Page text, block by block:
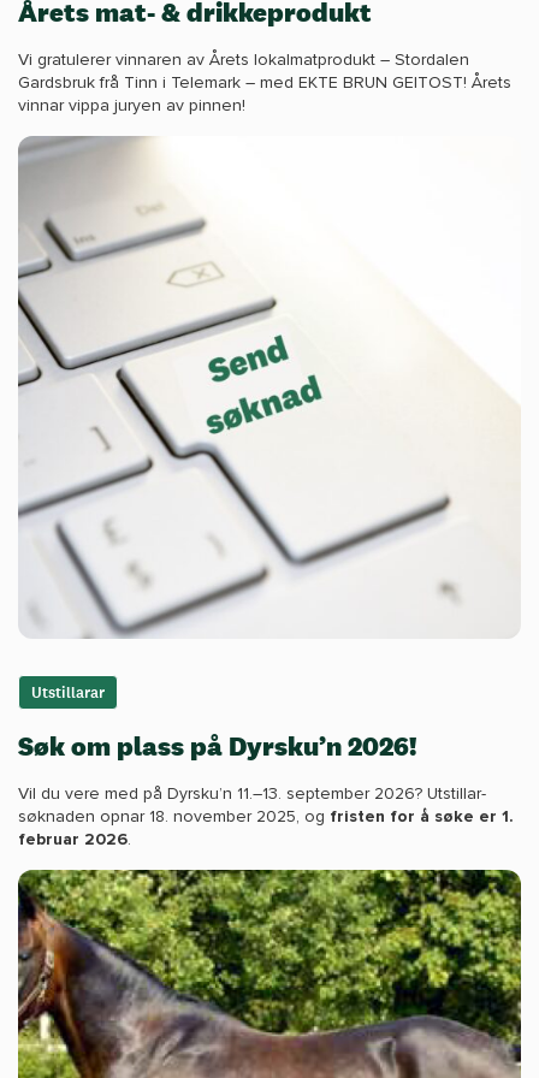
Årets mat- & drikkeprodukt
Vi gratulerer vinnaren av Årets lokalmatprodukt – Stordalen
Gardsbruk frå Tinn i Telemark – med EKTE BRUN GEITOST! Årets
vinnar vippa juryen av pinnen!
Utstillarar
Søk om plass på Dyrsku’n 2026!
Vil du vere med på Dyrsku’n 11.–13. september 2026? Utstillar­
søknaden opnar 18. november 2025, og fristen for å søke er 1.
februar 2026.